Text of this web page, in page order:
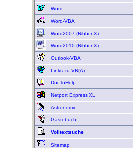
Word
Word-VBA
Word2007 (RibbonX)
Word2010 (RibbonX)
Outlook-VBA
Links zu VB(A)
DocToHelp
Netport Express XL
Astronomie
Gästebuch
Volltextsuche
Sitemap